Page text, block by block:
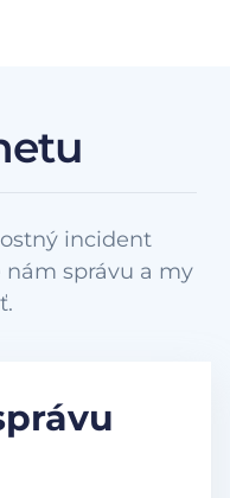
incident
správu a my